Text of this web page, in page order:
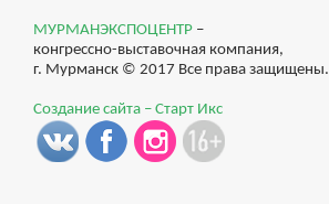
МУРМАНЭКСПОЦЕНТР –
конгрессно-выставочная компания,
г. Мурманск © 2017 Все права защищены.
Создание сайта – Старт Икс